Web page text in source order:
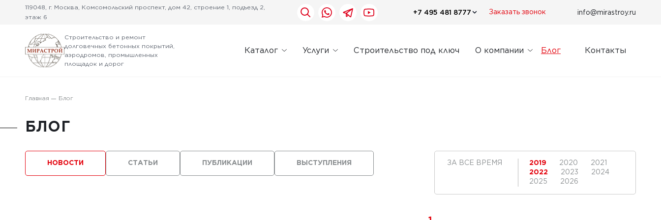
119048, г. Москва, Комсомольский проспект, дом 42, строение 1, подъезд 2,
этаж 6
+7 495 481 8777 Заказать звонок info@mirastroy.ru
Строительство и ремонт
долговечных бетонных покрытий,
аэродромов, промышленных
площадок и дорог
Каталог Услуги Строительство под ключ О компании Блог Контакты
Главная Блог
БЛОГ
ВЫСТУПЛЕНИЯ
ПУБЛИКАЦИИ
НОВОСТИ СТАТЬИ ЗА ВСЕ ВРЕМЯ 2019 2020
2021
2022
2023
2024
2025
2026